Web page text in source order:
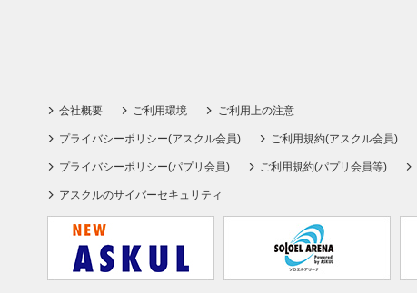
会社概要 ご利用環境 ご利用上の注意
プライバシーポリシー(アスクル会員) ご利用規約(アスクル会員)
プライバシーポリシー(パプリ会員) ご利用規約(パプリ会員等)
アスクルのサイバーセキュリティ